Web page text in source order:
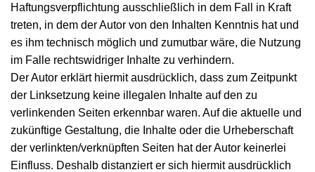
Haftungsverpflichtung ausschließlich in dem Fall in Kraft
treten, in dem der Autor von den Inhalten Kenntnis hat und
es ihm technisch möglich und zumutbar wäre, die Nutzung
im Falle rechtswidriger Inhalte zu verhindern.
Der Autor erklärt hiermit ausdrücklich, dass zum Zeitpunkt
der Linksetzung keine illegalen Inhalte auf den zu
verlinkenden Seiten erkennbar waren. Auf die aktuelle und
zukünftige Gestaltung, die Inhalte oder die Urheberschaft
der verlinkten/verknüpften Seiten hat der Autor keinerlei
Einfluss. Deshalb distanziert er sich hiermit ausdrücklich